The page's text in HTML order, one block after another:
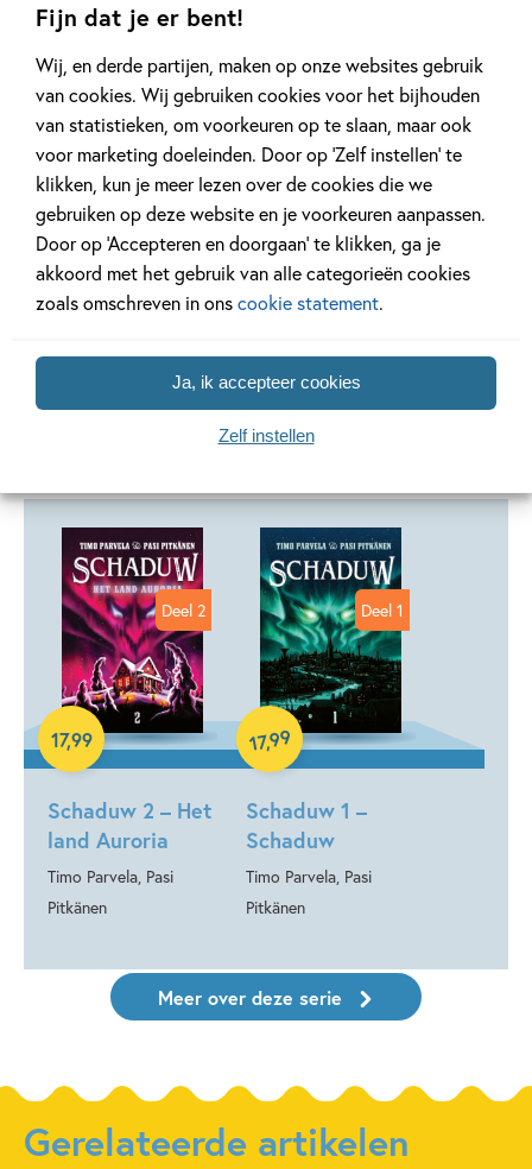
Fijn dat je er bent!
Wij, en derde partijen, maken op onze websites gebruik
van cookies. Wij gebruiken cookies voor het bijhouden
van statistieken, om voorkeuren op te slaan, maar ook
voor marketing doeleinden. Door op ‘Zelf instellen’ te
klikken, kun je meer lezen over de cookies die we
gebruiken op deze website en je voorkeuren aanpassen.
Door op ‘Accepteren en doorgaan’ te klikken, ga je
akkoord met het gebruik van alle categorieën cookies
zoals omschreven in onscookie statement.
Ja, ik accepteer cookies
Zelf instellen
Schaduw
Schaduwis een spannende en griezelige serie voor lezers
vanaf 9 jaar. De bloedstollende avonturen voeren je door
sneeuw en ijs, naar Lapland en het noorderlicht en langs
gevaarlijke wezens die zich in het duister verschuilen.
Lees verder
Andere boeken uit de serie 'Schaduw'
Deel 2
Schaduw 2 – Het
land Auroria
Timo Parvela, Pasi
Pitkänen
17,99
Hardcover
Deel 1
Schaduw 1 –
Schaduw
Timo Parvela, Pasi
Pitkänen
17,99
Hardcover
Meer over deze serie
Gerelateerde artikelen